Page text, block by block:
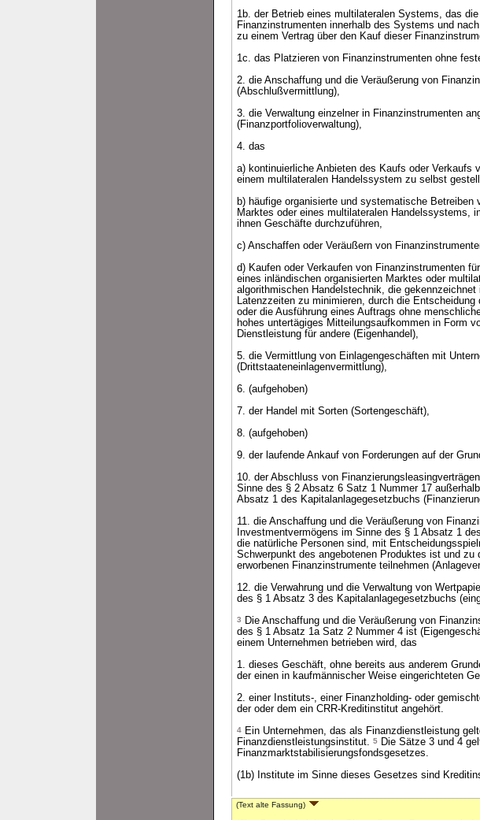
1b. der Betrieb eines multilateralen Systems, das
Finanzinstrumenten innerhalb des Systems und
zu einem Vertrag über den Kauf dieser
1c. das Platzieren von Finanzinstrumenten ohne
2. die Anschaffung und die Veräußerung von
(Abschlußvermittlung),
3. die Verwaltung einzelner in Finanzinstrumenten
(Finanzportfolioverwaltung),
4. das
a) kontinuierliche Anbieten des Kaufs oder Verkaufs
einem multilateralen Handelssystem zu selbst
b) häufige organisierte und systematische
Marktes oder eines multilateralen Handelssystems,
ihnen Geschäfte durchzuführen,
c) Anschaffen oder Veräußern von
d) Kaufen oder Verkaufen von Finanzinstrumenten
eines inländischen organisierten Marktes oder
algorithmischen Handelstechnik, die
Latenzzeiten zu minimieren, durch die
oder die Ausführung eines Auftrags ohne
hohes untertägiges Mitteilungsaufkommen in Form
Dienstleistung für andere (Eigenhandel),
5. die Vermittlung von Einlagengeschäften mit
(Drittstaateneinlagenvermittlung),
6. (aufgehoben)
7. der Handel mit Sorten (Sortengeschäft),
8. (aufgehoben)
9. der laufende Ankauf von Forderungen auf der
10. der Abschluss von
Sinne des § 2 Absatz 6 Satz 1 Nummer 17
Absatz 1 des Kapitalanlagegesetzbuchs
11. die Anschaffung und die Veräußerung von
Investmentvermögens im Sinne des § 1 Absatz 1
die natürliche Personen sind, mit
Schwerpunkt des angebotenen Produktes ist und
erworbenen Finanzinstrumente teilnehmen
12. die Verwahrung und die Verwaltung von
des § 1 Absatz 3 des Kapitalanlagegesetzbuchs
3
Die Anschaffung und die Veräußerung von
des § 1 Absatz 1a Satz 2 Nummer 4 ist
einem Unternehmen betrieben wird, das
1. dieses Geschäft, ohne bereits aus anderem
der einen in kaufmännischer Weise eingerichteten
2. einer Instituts-, einer Finanzholding- oder
der oder dem ein CRR-Kreditinstitut angehört.
4 Ein Unternehmen, das als Finanzdienstleistung
Finanzdienstleistungsinstitut. 5 Die Sätze 3 und 4
Finanzmarktstabilisierungsfondsgesetzes.
(1b) Institute im Sinne dieses Gesetzes sind
(Text alte Fassung)